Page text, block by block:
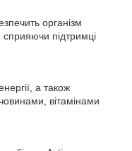
організм
підтримці
а також
вітамінами